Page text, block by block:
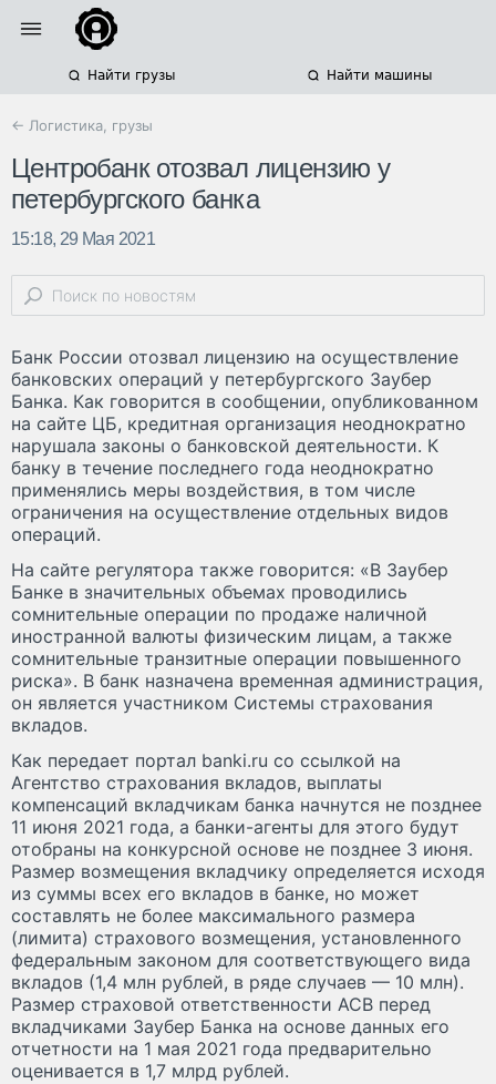
Найти грузы Найти машины
← Логистика, грузы
Центробанк отозвал лицензию у
петербургского банка
15:18, 29 Мая 2021
Банк России отозвал лицензию на осуществление
банковских операций у петербургского Заубер
Банка. Как говорится в сообщении, опубликованном
на сайте ЦБ, кредитная организация неоднократно
нарушала законы о банковской деятельности. К
банку в течение последнего года неоднократно
применялись меры воздействия, в том числе
ограничения на осуществление отдельных видов
операций.
На сайте регулятора также говорится: «В Заубер
Банке в значительных объемах проводились
сомнительные операции по продаже наличной
иностранной валюты физическим лицам, а также
сомнительные транзитные операции повышенного
риска». В банк назначена временная администрация,
он является участником Системы страхования
вкладов.
Как передает портал banki.ru со ссылкой на
Агентство страхования вкладов, выплаты
компенсаций вкладчикам банка начнутся не позднее
11 июня 2021 года, а банки-агенты для этого будут
отобраны на конкурсной основе не позднее 3 июня.
Размер возмещения вкладчику определяется исходя
из суммы всех его вкладов в банке, но может
составлять не более максимального размера
(лимита) страхового возмещения, установленного
федеральным законом для соответствующего вида
вкладов (1,4 млн рублей, в ряде случаев — 10 млн).
Размер страховой ответственности АСВ перед
вкладчиками Заубер Банка на основе данных его
отчетности на 1 мая 2021 года предварительно
оценивается в 1,7 млрд рублей.